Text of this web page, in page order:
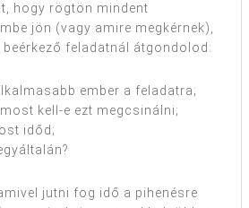
hogy rögtön mindent
jön (vagy amire megkérnek),
feladatnál átgondolod:
ember a feladatra;
kell-e ezt megcsinálni;
időd;
jutni fog idő a pihenésre